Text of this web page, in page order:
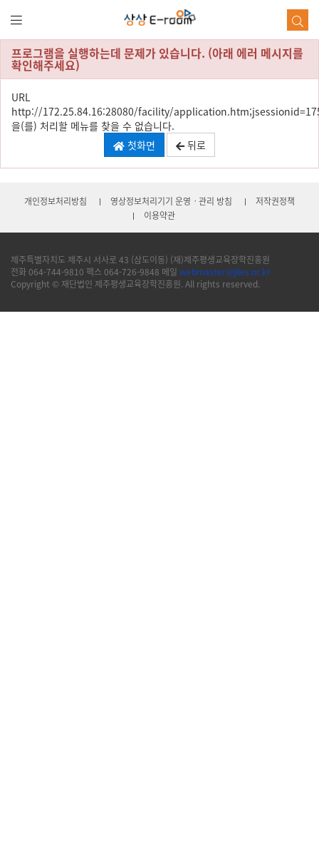
문
로
가
기
프로그램을 실행하는데 문제가 있습니다. (아래 에러 메시지를
확인해주세요)
URL
http://172.25.84.16:28080/facility/
을(를) 처리할 메뉴를 찾을 수 없습니다.
첫화면
뒤로
개인정보처리방침 영상정보처리기기 운영ㆍ관리 방침
저작권정책
이용약관
제주특별자치도 제주시 서사로 43 (삼도이동) (재)제주평생교육장학진흥원
전화 064-744-9810 팩스 064-726-9848 메일 webmaster@jiles.or.kr
Copyright © 재단법인 제주평생교육장학진흥원. All rights reserved.